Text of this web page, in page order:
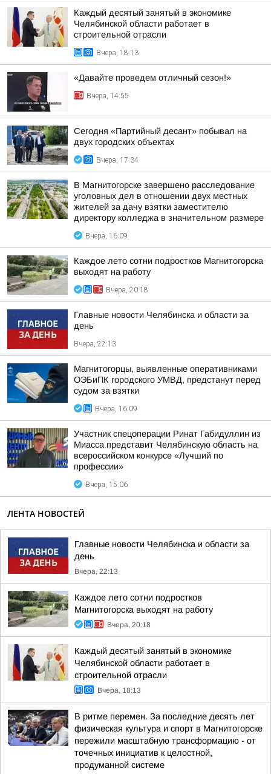
Каждый десятый занятый в экономике
Челябинской области работает в
строительной отрасли
Вчера, 18:13
«Давайте проведем отличный сезон!»
Вчера, 14:55
Сегодня «Партийный десант» побывал на
двух городских объектах
Вчера, 17:34
В Магнитогорске завершено расследование
уголовных дел в отношении двух местных
жителей за дачу взятки заместителю
директору колледжа в значительном размере
Вчера, 16:09
Каждое лето сотни подростков Магнитогорска
выходят на работу
Вчера, 20:18
Главные новости Челябинска и области за
день
Вчера, 22:13
Магнитогорцы, выявленные оперативниками
ОЭБиПК городского УМВД, предстанут перед
судом за взятки
Вчера, 16:09
Участник спецоперации Ринат Габидуллин из
Миасса представит Челябинскую область на
всероссийском конкурсе «Лучший по
профессии»
Вчера, 15:06
ЛЕНТА НОВОСТЕЙ
Главные новости Челябинска и области за
день
Вчера, 22:13
Каждое лето сотни подростков
Магнитогорска выходят на работу
Вчера, 20:18
Каждый десятый занятый в экономике
Челябинской области работает в
строительной отрасли
Вчера, 18:13
В ритме перемен. За последние десять лет
физическая культура и спорт в Магнитогорске
пережили масштабную трансформацию - от
точечных инициатив к целостной,
продуманной системе